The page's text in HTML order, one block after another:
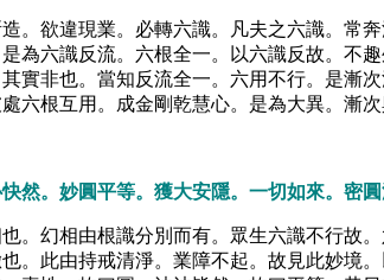
。欲違現業。必轉六識。凡夫之六識。
為六識反流。六根全一。以六識反故。不
實非也。當知反流全一。六用不行。是
六根互用。成金剛乾慧心。是為大異。漸
然。妙圓平等。獲大安隱。一切如來。密
。幻相由根識分別而有。眾生六識不行故
。此由持戒清淨。業障不起。故見此妙